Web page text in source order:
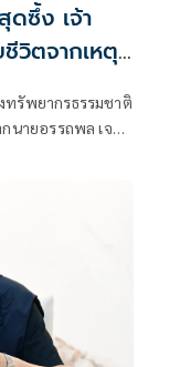
ดซึ้ง เจ้า
วิตจากเหตุ
รัวเต็มที่
ลอดภัยเจ้า
ทรัพยากรธรรมชาติ
นายอรรถพล เจริญ
ขตรักษาพันธุ์สัตว์
ร้าย ระหว่างปฏิบัติ